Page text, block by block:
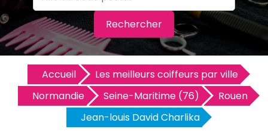
Rechercher
Accueil
Les meilleurs coiffeurs par ville
Normandie
Seine-Maritime (76)
Rouen
Jean-louis David Charlika